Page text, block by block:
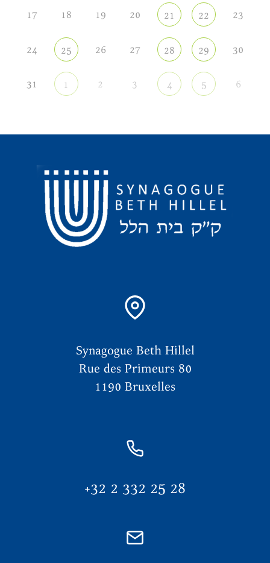
17 18 19 20 21 22 23
24 25 26 27 28 29 30
31 1 2 3 4 5 6
Synagogue Beth Hillel
Rue des Primeurs 80
1190 Bruxelles
+32 2 332 25 28